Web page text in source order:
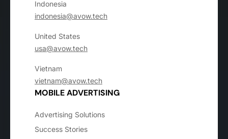
Indonesia
indonesia@avow.tech
United States
usa@avow.tech
Vietnam
vietnam@avow.tech
MOBILE ADVERTISING
Advertising Solutions
Success Stories